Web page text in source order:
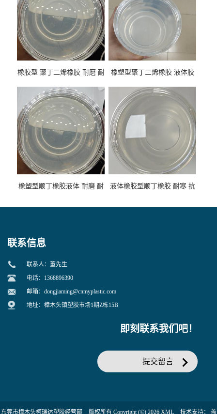
橡胶型 聚丁二烯橡胶 耐磨 耐
性
橡塑型聚丁二烯橡胶 液体胶
专用
橡塑型顺丁橡胶液体 耐磨 耐
液体橡胶型顺丁橡胶 耐寒 抗
联系信息
联系人：董先生
电话：1368896390
邮箱： dongjiaming@cnmyplastic.com
地址：樟木头镇塑胶市场1期Z栋15B
即刻联系我们吧！
提交留言
东莞市樟木头柯瑞达塑胶经营部 版权所有 Copyright (©) 2026 XML 技术支持： 盖